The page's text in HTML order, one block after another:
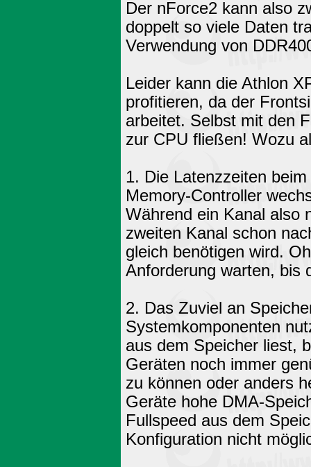
Der nForce2 kann also
doppelt so viele Daten
Verwendung von
Leider kann die Athlon
profitieren, da der
arbeitet. Selbst mit den
zur CPU fließen! Wozu
1. Die Latenzzeiten
Memory-Controller
Während ein Kanal also
zweiten Kanal schon
gleich benötigen wird.
Anforderung warten, bis
2. Das Zuviel an
Systemkomponenten
aus dem Speicher liest,
Geräten noch immer
zu können oder anders
Geräte hohe DMA-
Fullspeed aus dem
Konfiguration nicht